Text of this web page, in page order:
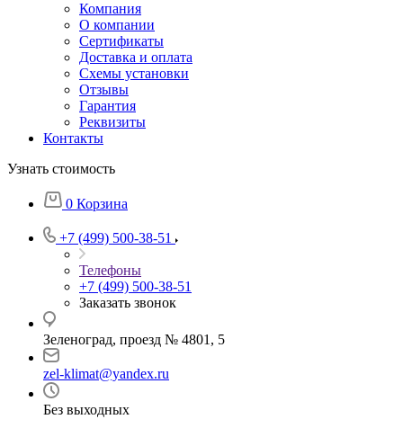
Компания
О компании
Сертификаты
Доставка и оплата
Схемы установки
Отзывы
Гарантия
Реквизиты
Контакты
Узнать стоимость
0 Корзина
+7 (499) 500-38-51
Телефоны
+7 (499) 500-38-51
Заказать звонок
Зеленоград, проезд № 4801, 5
zel-klimat@yandex.ru
Без выходных